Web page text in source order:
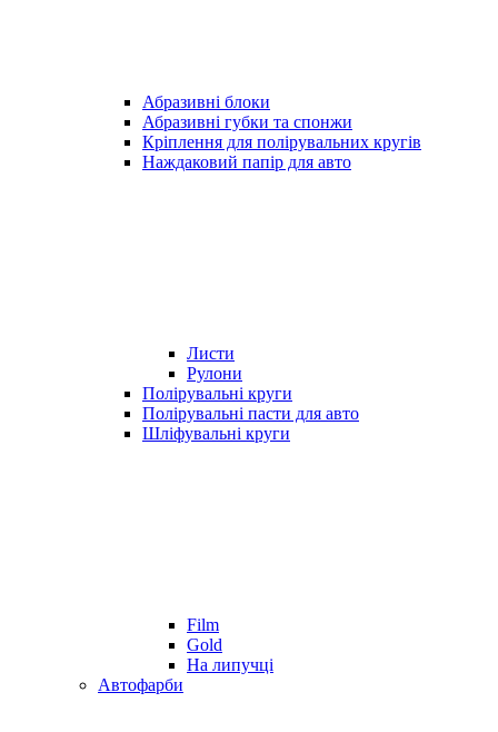
Абразивні блоки
Абразивні губки та спонжи
Кріплення для полірувальних кругів
Наждаковий папір для авто
Листи
Рулони
Полірувальні круги
Полірувальні пасти для авто
Шліфувальні круги
Film
Gold
На липучці
Автофарби